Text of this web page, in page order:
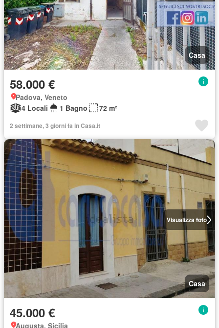
Casa
58.000 €
Padova, Veneto
4 Locali
1 Bagno 72 m²
2 settimane, 3 giorni fa in Casa.it
Visualizza foto
Casa
45.000 €
Augusta, Sicilia